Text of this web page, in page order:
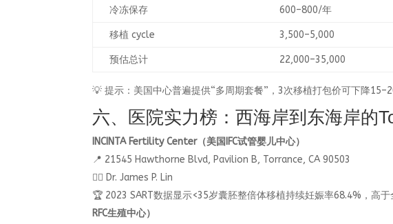
冷冻保存 600–800/年
移植 cycle 3,500–5,000
预估总计 22,000–35,000
💡 提示：美国中心普遍提供“多周期套餐”，3次移植打包价可下降
六、医院实力榜：西海岸到东海岸的
INCINTA Fertility Center（美国IFC试管婴儿中心）
📍 21545 Hawthorne Blvd, Pavilion B, Torrance, CA 90503
👨‍⚕️ Dr. James P. Lin
🏆 2023 SART数据显示<35岁囊胚整倍体移植持续妊娠率68.4%，高于
RFC生殖中心）